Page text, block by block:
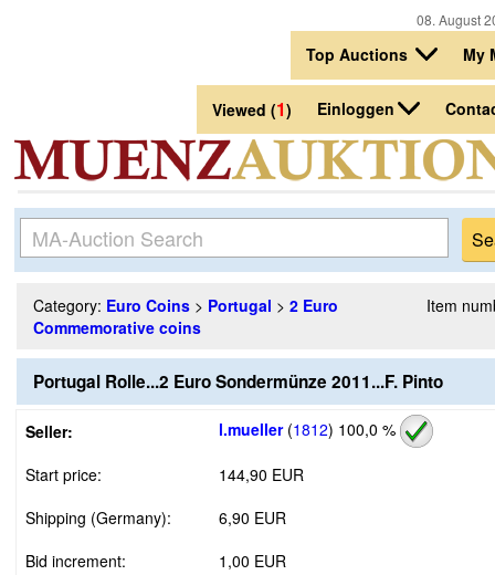
08. August
Top Auctions My
Viewed (1) Einloggen
Category: Euro Coins > Portugal > 2 Euro
Commemorative coins
Item
Portugal Rolle...2 Euro Sondermünze 2011...F. Pinto
Seller: l.mueller(1812) 100,0 %
Start price:
144,90 EUR
Shipping (Germany):
6,90 EUR
Bid increment:
1,00 EUR